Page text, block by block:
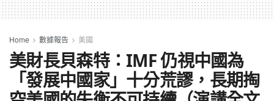
Home 數據報告 美國
美財長貝森特：IMF 仍視中國為
「發展中國家」十分荒謬，長期掏